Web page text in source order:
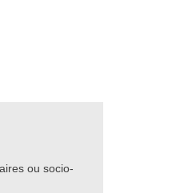
ou socio-